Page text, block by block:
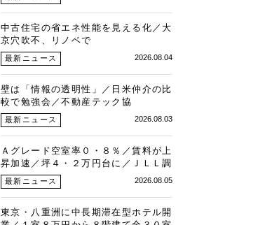
中古住宅の省エネ性能を見える化／大
京穴吹不、リノベで
最新ニュース 2026.08.04
壁は「情報の透明性」／日米仲介の比
較で勉強会／不動産テック協
最新ニュース 2026.08.03
Ａグレード空室率０・８％／賃料が上
昇加速／坪４・２万円台に／ＪＬＬ調
査、26年第２四半期東京オフィス
最新ニュース 2026.08.05
東京・八重洲に中長期滞在型ホテル開